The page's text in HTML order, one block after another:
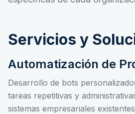
Servicios y
Automatización de
Desarrollo de bots
tareas repetitivas y
sistemas empresariales